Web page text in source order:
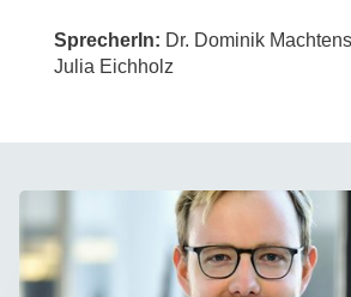
SprecherIn: Dr. Dominik
Julia Eichholz